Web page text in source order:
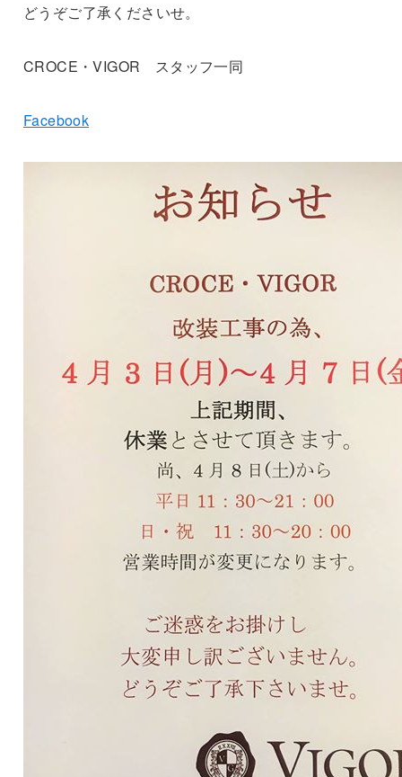
どうぞご了承くださいせ。
CROCE・VIGOR スタッフ一同
Facebook